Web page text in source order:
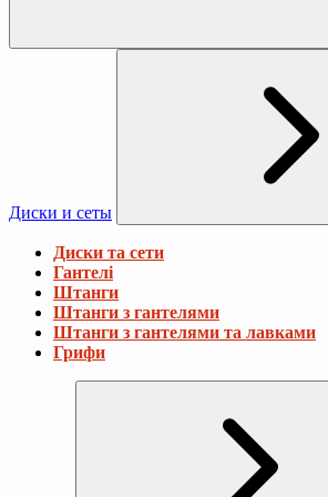
Диски и сеты
Диски та сети
Гантелі
Штанги
Штанги з гантелями
Штанги з гантелями та лавками
Грифи